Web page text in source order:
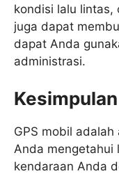
kondisi lalu lintas,
juga dapat
dapat Anda
administrasi.
Kesimpulan
GPS mobil
Anda mengetahui
kendaraan Anda